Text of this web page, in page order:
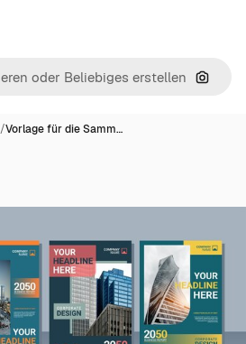
Nach
/Vorlage für die Samm…